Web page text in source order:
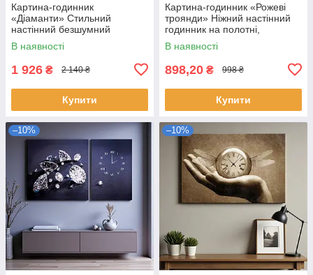
Картина-годинник
«Діаманти» Стильний
настінний безшумний
годинник Декор для спальні
чи вітальні 100х60 з 2 частин
В наявності
1 926 ₴ 2 140 ₴
Купити
Картина-годинник «Рожеві
троянди» Ніжний настінний
годинник на полотні,
романтичний декор для
спальні чи кухні 60х40см
В наявності
898,20 ₴ 998 ₴
Купити
–10% –10%